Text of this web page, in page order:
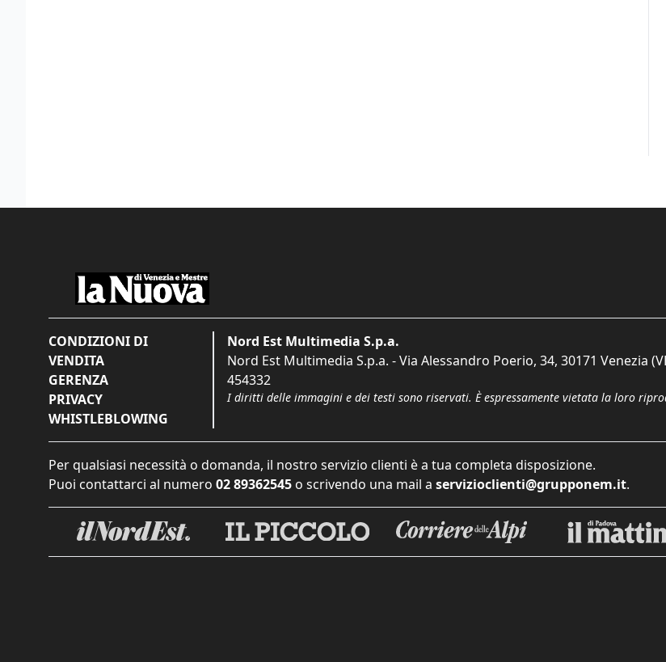
CONDIZIONI DI
VENDITA
GERENZA
PRIVACY
WHISTLEBLOWING
Nord Est Multimedia S.p.a.
Nord Est Multimedia S.p.a. - Via Alessandro Poerio, 34, 30171 Venezia
454332
I diritti delle immagini e dei testi sono riservati. È espressamente vietata la loro
Per qualsiasi necessità o domanda, il nostro servizio clienti è a tua completa disposizione.
Puoi contattarci al numero 02 89362545 o scrivendo una mail a servizioclienti@grupponem.it.